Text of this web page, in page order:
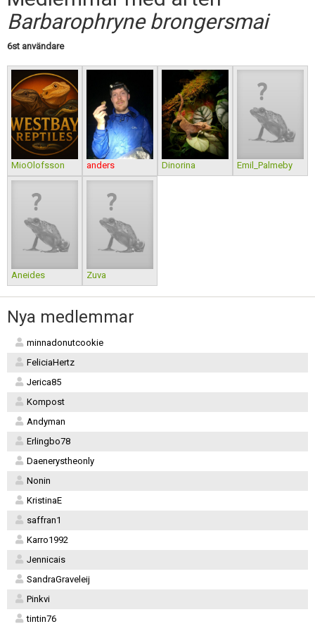
Barbarophryne brongersmai
6st användare
MioOlofsson anders Dinorina Emil_Palmeby
Aneides Zuva
Nya medlemmar
minnadonutcookie
FeliciaHertz
Jerica85
Kompost
Andyman
Erlingbo78
Daenerystheonly
Nonin
KristinaE
saffran1
Karro1992
Jennicais
SandraGraveleij
Pinkvi
tintin76